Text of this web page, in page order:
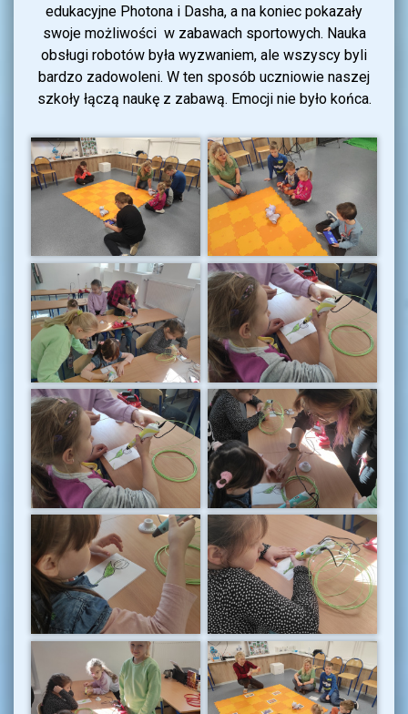
edukacyjne Photona i Dasha, a na koniec pokazały
swoje możliwości w zabawach sportowych. Nauka
obsługi robotów była wyzwaniem, ale wszyscy byli
bardzo zadowoleni. W ten sposób uczniowie naszej
szkoły łączą naukę z zabawą. Emocji nie było końca.